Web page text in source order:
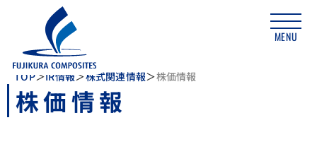
MENU
TOP IR情報 株式関連情報 株価情報
株価情報